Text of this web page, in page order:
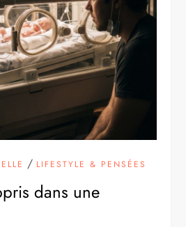
/ LIFESTYLE & PENSÉES
dans une